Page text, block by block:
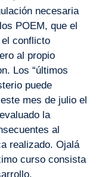
necesaria
POEM, que el
conflicto
al propio
Los “últimos
puede
mes de julio el
la
al
realizado. Ojalá
curso consista